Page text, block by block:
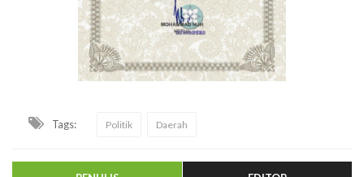
Tags: Politik Daerah